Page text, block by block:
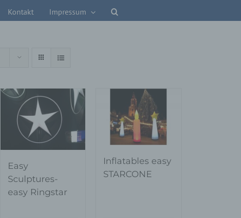
Kontakt Impressum
Easy
Sculptures-
easy Ringstar
Inflatables easy
STARCONE